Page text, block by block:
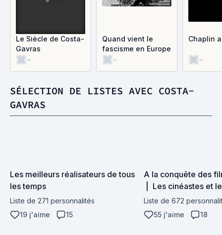
Le Siècle de Costa-
Gavras
-
Quand vient le
fascisme en Europe
-
Chaplin
-
SÉLECTION DE LISTES AVEC COSTA-
GAVRAS
Les meilleurs réalisateurs de tous
les temps
Liste de 271 personnalités
19 j'aime
15
A la conquête des
|  Les cinéastes et
filmographie
Liste de 672
55 j'aime
18